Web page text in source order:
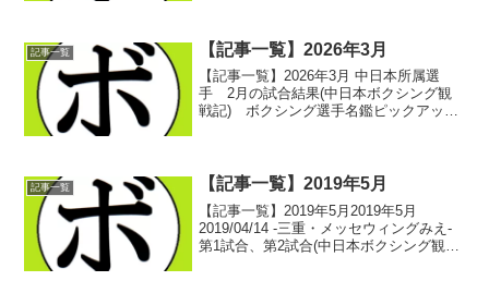
記...
記事一覧 【記事一覧】2026年3月
【記事一覧】2026年3月 中日本所属選
手 2月の試合結果(中日本ボクシング観
戦記) ボクシング選手名鑑ピックアッ
記事一覧 【記事一覧】2019年5月
【記事一覧】2019年5月2019年5月
2019/04/14 -三重・メッセウィングみえ-
第1試合、第2試合(中日本ボクシング観戦